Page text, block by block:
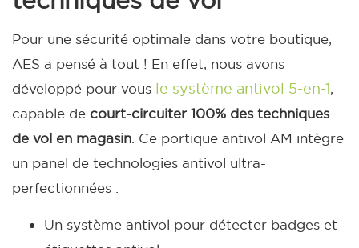
Pour une sécurité optimale dans votre boutique,
AES a pensé à tout ! En effet, nous avons
développé pour vous le système antivol 5-en-1,
capable de court-circuiter 100% des techniques
de vol en magasin . Ce portique antivol AM intègre
un panel de technologies antivol ultra-
perfectionnées :
Un système antivol pour détecter badges et